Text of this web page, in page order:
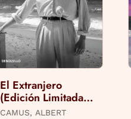
El Extranjero
(Edición Limitada ·
Verano)
CAMUS, ALBERT